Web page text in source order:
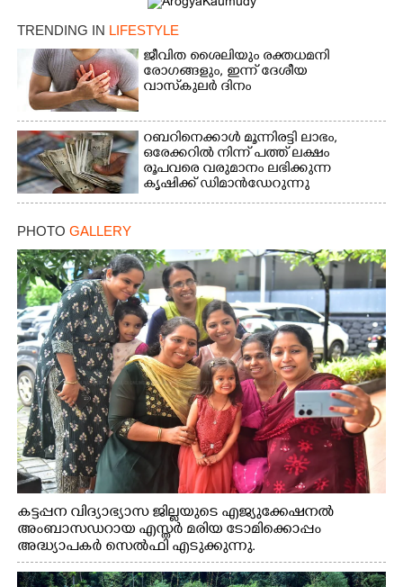
TRENDING IN LIFESTYLE
ജീവിത ശൈലിയും രക്തധമനി
രോഗങ്ങളും, ഇന്ന് ദേശീയ
വാസ്‌കുലര്‍ ദിനം
റബറിനെക്കാൾ മൂന്നിരട്ടി ലാഭം,​
ഒരേക്കറിൽ നിന്ന് പത്ത് ലക്ഷം
രൂപവരെ വരുമാനം ലഭിക്കുന്ന
കൃഷിക്ക് ഡിമാൻഡേറുന്നു
PHOTO GALLERY
കട്ടപ്പന വിദ്യാഭ്യാസ ജില്ലയുടെ എജ്യുക്കേഷനൽ
അംബാസഡറായ എസ്തർ മരിയ ടോമിക്കൊപ്പം
അദ്ധ്യാപകർ സെൽഫി എടുക്കുന്നു.
Share this link
Copy Link